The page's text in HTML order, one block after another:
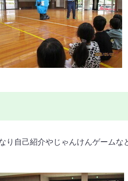
り自己紹介やじゃんけんゲームな